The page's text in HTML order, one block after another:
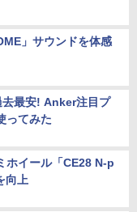
」サウンドを体感
最安! Anker注目プ
ってみた
ホイール「CE28 N-p
向上